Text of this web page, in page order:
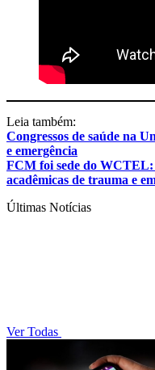
Leia também:
Congressos de saúde na
e emergência
FCM foi sede do WCTEL:
acadêmicas de trauma e
Últimas Notícias
Ver Todas